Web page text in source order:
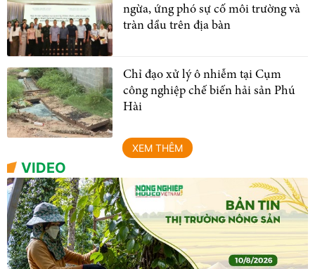
ngừa, ứng phó sự cố môi trường và
tràn dầu trên địa bàn
Chỉ đạo xử lý ô nhiễm tại Cụm
công nghiệp chế biến hải sản Phú
Hài
XEM THÊM
VIDEO